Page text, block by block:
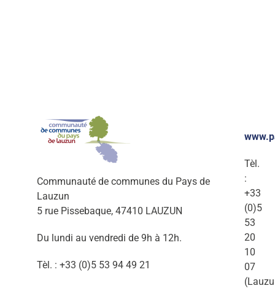
Communauté de communes du Pays de
Lauzun
5 rue Pissebaque, 47410 LAUZUN
Du lundi au vendredi de 9h à 12h.
Tèl. : +33 (0)5 53 94 49 21
Tèl.
:
+33
(0)5
53
20
10
07